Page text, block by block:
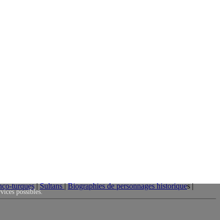
turques|Sultans|Biographies de personnages historiques |
possibles.